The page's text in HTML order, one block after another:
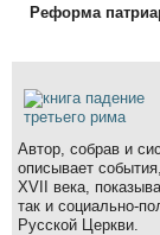
Реформа
Автор, собрав и
описывает
XVII века,
так и социально-
Русской Церкви.